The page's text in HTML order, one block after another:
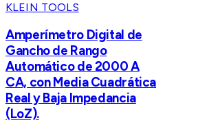
KLEIN TOOLS
Amperímetro Digital de
Gancho de Rango
Automático de 2000 A
CA, con Media Cuadrática
Real y Baja Impedancia
(LoZ).